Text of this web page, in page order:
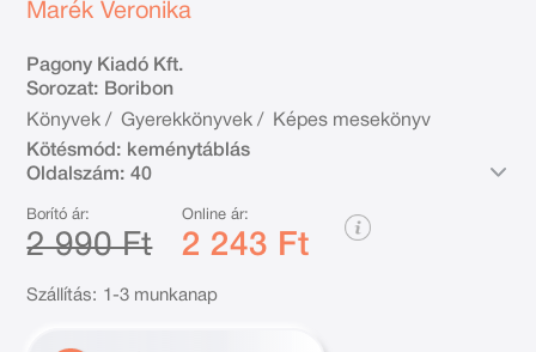
Marék Veronika
Pagony Kiadó Kft.
Sorozat: Boribon
Könyvek / Gyerekkönyvek /
Képes mesekönyv
Kötésmód: keménytáblás
Oldalszám: 40
Borító ár:
2 990 Ft
Online ár:
2 243 Ft
Szállítás: 1-3 munkanap